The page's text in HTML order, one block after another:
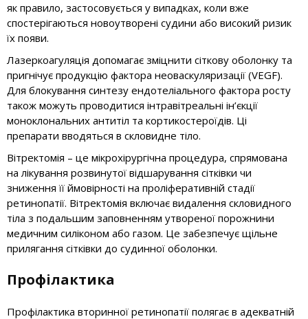
як правило, застосовується у випадках, коли вже
спостерігаються новоутворені судини або високий ризик
їх появи.
Лазеркоагуляція допомагає зміцнити сіткову оболонку та
пригнічує продукцію фактора неоваскуляризації (VEGF).
Для блокування синтезу ендотеліального фактора росту
також можуть проводитися інтравітреальні ін’єкції
моноклональних антитіл та кортикостероїдів. Ці
препарати вводяться в скловидне тіло.
Вітректомія – це мікрохірургічна процедура, спрямована
на лікування розвинутої відшарування сітківки чи
зниження її ймовірності на проліферативній стадії
ретинопатії. Вітректомія включає видалення скловидного
тіла з подальшим заповненням утвореної порожнини
медичним силіконом або газом. Це забезпечує щільне
прилягання сітківки до судинної оболонки.
Профілактика
Профілактика вторинної ретинопатії полягає в адекватній